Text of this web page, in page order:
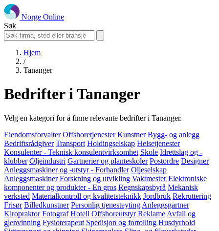
Norge Online
Søk
Hjem
/
Tananger
Bedrifter i Tananger
Velg en kategori for å finne relevante bedrifter i Tananger.
Eiendomsforvalter Offshoretjenester Kunstner Bygg- og anlegg
Bedriftsrådgiver Transport Holdingselskap Helsetjenester
Konsulenter - Teknisk konsulentvirksomhet Skole Idrettslag og -
klubber Oljeindustri Gartnerier og planteskoler Postordre Designer
Anleggsmaskiner og -utstyr - Forhandler Oljeselskap
Anleggsmaskiner Forskning og utvikling Vaktmester Elektroniske
komponenter og produkter - En gros Regnskapsbyrå Mekanisk
verksted Materialkontroll og kvalitetsteknikk Jordbruk Rekruttering
Frisør Billedkunstner Personlig tjenesteyting Anleggsgartner
Kiropraktor Fotograf Hotell Offshoreutstyr Reklame Avfall og
gjenvinning Fysioterapeut Spedisjon og fortolling Husdyrhold